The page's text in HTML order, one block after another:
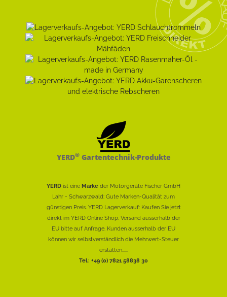
YERD®Gartentechnik-Produkte
YERD ist eine Marke der Motorgeräte Fischer GmbH
Lahr - Schwarzwald: Gute Marken-Qualität zum
günstigen Preis. YERD Lagerverkauf: Kaufen Sie jetzt
direkt im YERD Online Shop. Versand ausserhalb der
EU bitte auf Anfrage. Kunden ausserhalb der EU
können wir selbstverständlich die Mehrwert-Steuer
erstatten......
Tel.: +49 (0) 7821 58838 30